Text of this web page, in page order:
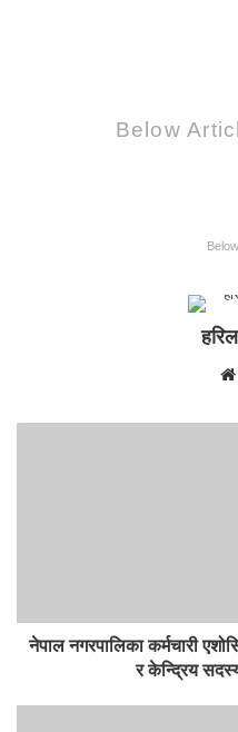
Below
नेपाल नगरपालिका कर्मचारी
र केन्द्रिय